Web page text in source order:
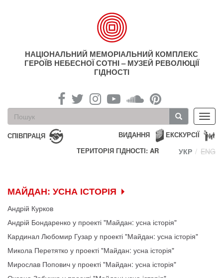
НАЦІОНАЛЬНИЙ МЕМОРІАЛЬНИЙ КОМПЛЕКС
ГЕРОЇВ НЕБЕСНОЇ СОТНІ – МУЗЕЙ РЕВОЛЮЦІЇ
ГІДНОСТІ
Пошукова
форма
Пошук
СПІВПРАЦЯ ЕКСКУРСІЇ
ВИДАННЯ
ТЕРИТОРІЯ ГІДНОСТІ: AR
УКР ENG
МАЙДАН: УСНА ІСТОРІЯ
Андрій Курков
Андрій Бондаренко у проекті "Майдан: усна історія"
Кардинал Любомир Гузар у проекті "Майдан: усна історія"
Микола Перетятко у проекті "Майдан: усна історія"
Мирослав Попович у проекті "Майдан: усна історія"